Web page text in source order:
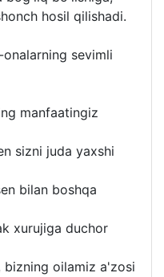
hosil qilishadi.
sevimli
manfaatingiz
sizni juda yaxshi
bilan boshqa
xurujiga duchor
bizning oilamiz a'zosi